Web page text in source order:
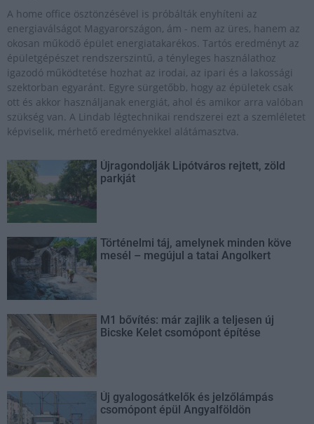
A home office ösztönzésével is próbálták enyhíteni az
energiaválságot Magyarországon, ám - nem az üres, hanem az
okosan működő épület energiatakarékos. Tartós eredményt az
épületgépészet rendszerszintű, a tényleges használathoz
igazodó működtetése hozhat az irodai, az ipari és a lakossági
szektorban egyaránt. Egyre sürgetőbb, hogy az épületek csak
ott és akkor használjanak energiát, ahol és amikor arra valóban
szükség van. A Lindab légtechnikai rendszerei ezt a szemléletet
képviselik, mérhető eredményekkel alátámasztva.
Újragondolják Lipótváros rejtett, zöld
parkját
Történelmi táj, amelynek minden köve
mesél – megújul a tatai Angolkert
M1 bővítés: már zajlik a teljesen új
Bicske Kelet csomópont építése
Új gyalogosátkelők és jelzőlámpás
csomópont épül Angyalföldön